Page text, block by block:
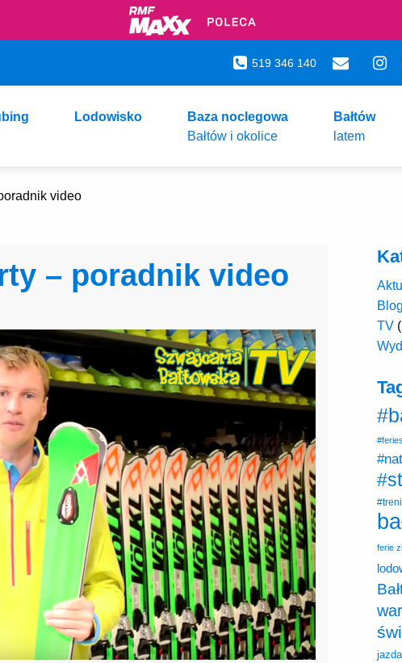
519 346 140
Lodowisko
Baza noclegowa
Bałtów i okolice
Bałtów
latem
video
– poradnik video
Blog
TV
ferie
jazda